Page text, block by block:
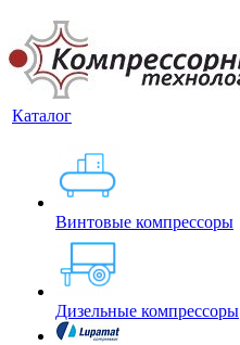
Каталог
Винтовые компрессоры
Дизельные компрессоры